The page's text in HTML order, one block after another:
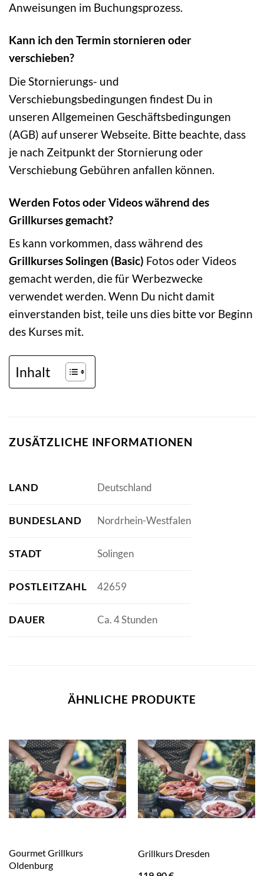
Anweisungen im Buchungsprozess.
Kann ich den Termin stornieren oder
verschieben?
Die Stornierungs- und
Verschiebungsbedingungen findest Du in
unseren Allgemeinen Geschäftsbedingungen
(AGB) auf unserer Webseite. Bitte beachte, dass
je nach Zeitpunkt der Stornierung oder
Verschiebung Gebühren anfallen können.
Werden Fotos oder Videos während des
Grillkurses gemacht?
Es kann vorkommen, dass während des
Grillkurses Solingen (Basic) Fotos oder Videos
gemacht werden, die für Werbezwecke
verwendet werden. Wenn Du nicht damit
einverstanden bist, teile uns dies bitte vor Beginn
des Kurses mit.
Inhalt
ZUSÄTZLICHE INFORMATIONEN
LAND Deutschland
BUNDESLAND Nordrhein-Westfalen
STADT Solingen
POSTLEITZAHL 42659
DAUER Ca. 4 Stunden
ÄHNLICHE PRODUKTE
Gourmet Grillkurs
Oldenburg
Grillkurs Dresden